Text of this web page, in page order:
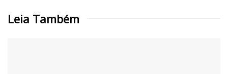
Leia Também